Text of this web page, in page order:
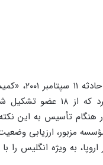
مؤسسه رانیمد تراست
اسلاموفوبیا» با ریاست پروفسور گوردون
هنگام تأسیس به این
مزبور، ارزیابی وضعیت
به ویژه انگلیس را